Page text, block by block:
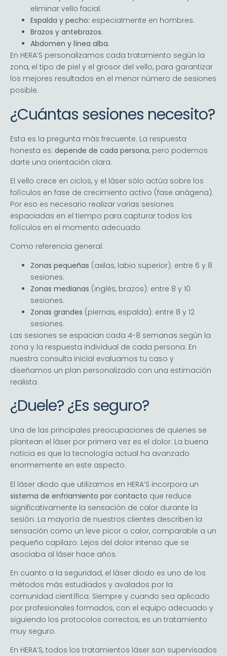
eliminar vello facial.
Espalda y pecho: especialmente en hombres.
Brazos y antebrazos.
Abdomen y línea alba.
En HERA’S personalizamos cada tratamiento según la
zona, el tipo de piel y el grosor del vello, para garantizar
los mejores resultados en el menor número de sesiones
posible.
¿Cuántas sesiones necesito?
Esta es la pregunta más frecuente. La respuesta
honesta es: depende de cada persona, pero podemos
darte una orientación clara.
El vello crece en ciclos, y el láser sólo actúa sobre los
folículos en fase de crecimiento activo (fase anágena).
Por eso es necesario realizar varias sesiones
espaciadas en el tiempo para capturar todos los
folículos en el momento adecuado.
Como referencia general:
Zonas pequeñas (axilas, labio superior): entre 6 y 8
sesiones.
Zonas medianas (inglés, brazos): entre 8 y 10
sesiones.
Zonas grandes (piernas, espalda): entre 8 y 12
sesiones.
Las sesiones se espacian cada 4-8 semanas según la
zona y la respuesta individual de cada persona. En
nuestra consulta inicial evaluamos tu caso y
diseñamos un plan personalizado con una estimación
realista.
¿Duele? ¿Es seguro?
Una de las principales preocupaciones de quienes se
plantean el láser por primera vez es el dolor. La buena
noticia es que la tecnología actual ha avanzado
enormemente en este aspecto.
El láser diodo que utilizamos en HERA’S incorpora un
sistema de enfriamiento por contacto que reduce
significativamente la sensación de calor durante la
sesión. La mayoría de nuestros clientes describen la
sensación como un leve picor o calor, comparable a un
pequeño capilazo. Lejos del dolor intenso que se
asociaba al láser hace años.
En cuanto a la seguridad, el láser diodo es uno de los
métodos más estudiados y avalados por la
comunidad científica. Siempre y cuando sea aplicado
por profesionales formados, con el equipo adecuado y
siguiendo los protocolos correctos, es un tratamiento
muy seguro.
En HERA’S, todos los tratamientos láser son supervisados